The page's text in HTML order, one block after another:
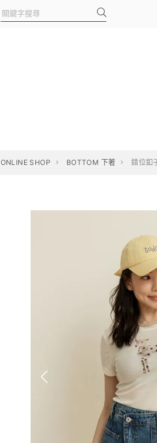
ONLINE SHOP BOTTOM 下著 錯位釦